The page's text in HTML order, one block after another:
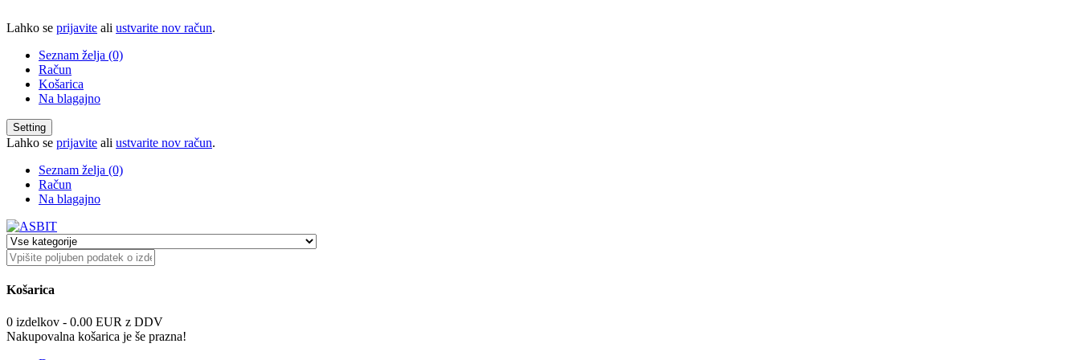
Lahko se prijavite ali ustvarite nov račun.
Seznam želja (0)
Račun
Košarica
Na blagajno
Setting
Lahko se prijavite ali ustvarite nov račun.
Seznam želja (0)
Račun
Na blagajno
Košarica
0 izdelkov - 0.00 EUR z DDV
Nakupovalna košarica je še prazna!